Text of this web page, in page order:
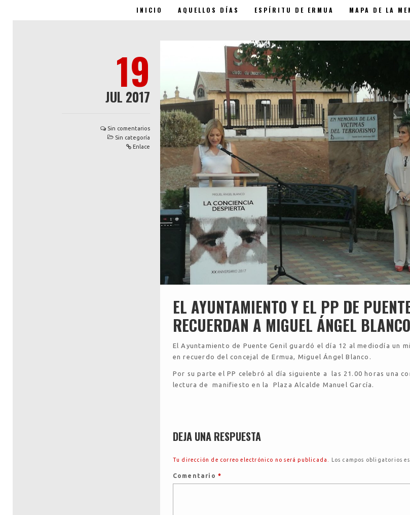
INICIO AQUELLOS DÍAS ESPÍRITU DE ERMUA MAPA DE LA
19
JUL 2017
Sin comentarios
Sin categoría
Enlace
EL AYUNTAMIENTO Y EL PP DE
RECUERDAN A MIGUEL ÁNGEL BLANCO
El Ayuntamiento de Puente Genil guardó el día 12 al mediodía un
en recuerdo del concejal de Ermua, Miguel Ángel Blanco.
Por su parte el PP celebró al día siguiente a las 21.00 horas una
lectura de manifiesto en la Plaza Alcalde Manuel García.
DEJA UNA RESPUESTA
Tu dirección de correo electrónico no será publicada. Los campos obligatorios
Comentario *